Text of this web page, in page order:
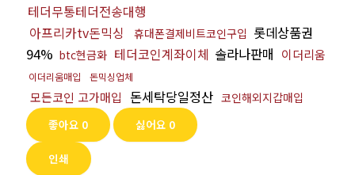
테더무통테더전송대행
아프리카tv돈믹싱
휴대폰결제비트코인구입 롯데상품권
94% btc현금화 테더코인계좌이체 솔라나판매 이더리움
이더리움매입 돈믹싱업체
모든코인 고가매입 돈세탁당일정산 코인해외지갑매입
좋아요 0 싫어요 0
인쇄